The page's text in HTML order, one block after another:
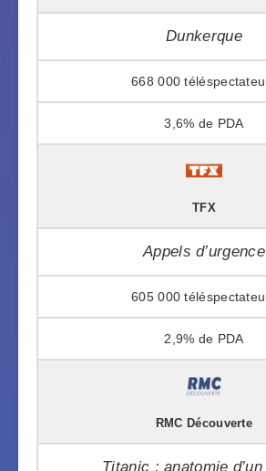
Dunkerque
668 000
3,6%
TFX
Appels d’urgence
605 000
2,9%
RMC Découverte
Titanic : anatomie